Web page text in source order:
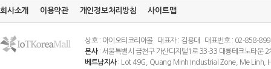
회사소개 이용약관 개인정보처리방침 사이트맵
상호 : 아이오티코리아몰 대표자 : 김용대 대표번호 : 02-858-
본사: 서울특별시 금천구 가산디지털1로 33-33 대륭테크노타운
베트남지사: Lot 49G, Quang Minh Industrial Zone, Me Linh,